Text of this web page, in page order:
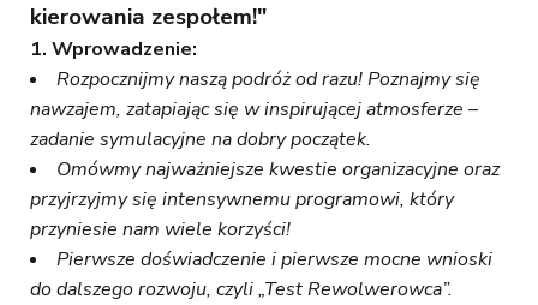
kierowania zespołem!"
1. Wprowadzenie:
Rozpocznijmy naszą podróż od razu! Poznajmy się
nawzajem, zatapiając się w inspirującej atmosferze –
zadanie symulacyjne na dobry początek.
Omówmy najważniejsze kwestie organizacyjne oraz
przyjrzyjmy się intensywnemu programowi, który
przyniesie nam wiele korzyści!
Pierwsze doświadczenie i pierwsze mocne wnioski
do dalszego rozwoju, czyli „Test Rewolwerowca”.